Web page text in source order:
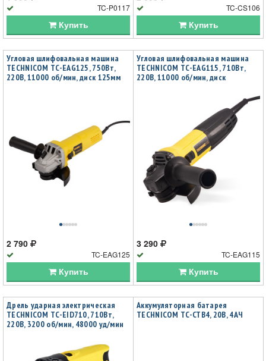
TC-P0117
Купить
TC-CS106
Купить
Угловая шлифовальная машина
TECHNICOM TC-EAG125, 750Вт,
220В, 11000 об/мин, диск 125мм
2 790
TC-EAG125
Купить
Угловая шлифовальная машина
TECHNICOM TC-EAG115, 710Вт,
220В, 11000 об/мин, диск
3 290
TC-EAG115
Купить
Дрель ударная электрическая
TECHNICOM TC-EID710, 710Вт,
220В, 3200 об/мин, 48000 уд/мин
Аккумуляторная батарея
TECHNICOM TC-CTB4, 20В, 4АЧ